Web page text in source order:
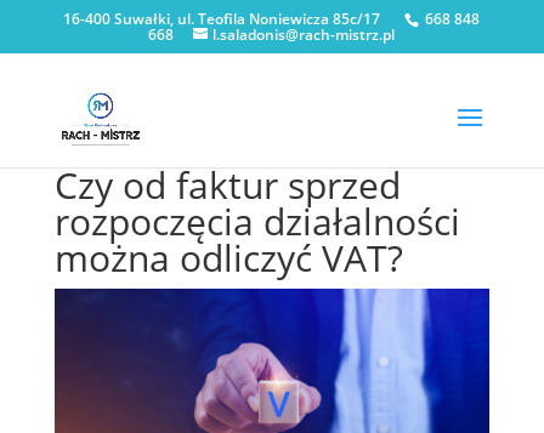
16-400 Suwałki, ul. Teofila Noniewicza 85c/17 668 848
668 l.saladonis@rach-mistrz.pl
Czy od faktur sprzed
rozpoczęcia działalności
można odliczyć VAT?